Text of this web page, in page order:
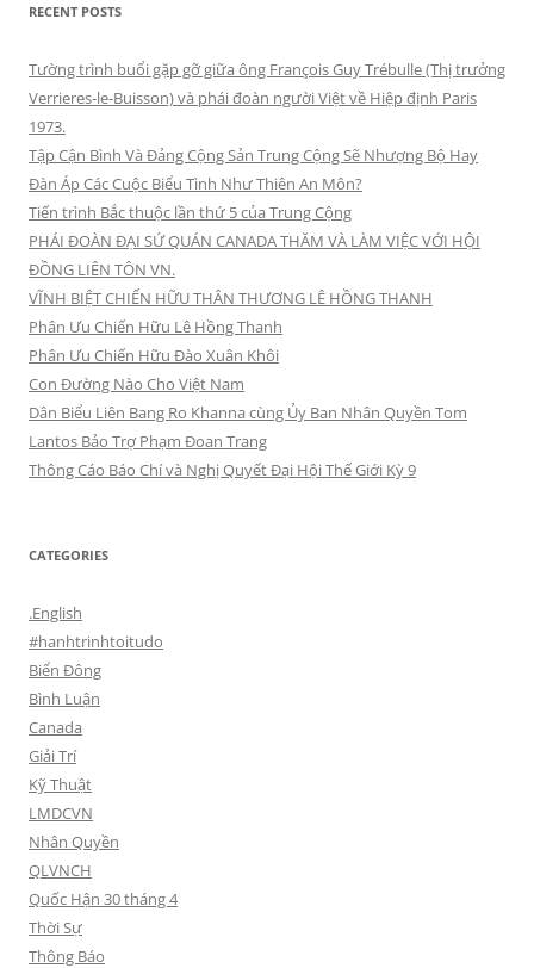
RECENT POSTS
Tường trình buổi gặp gỡ giữa ông François Guy Trébulle (Thị trưởng
Verrieres-le-Buisson) và phái đoàn người Việt về Hiệp định Paris
1973.
Tập Cận Bình Và Đảng Cộng Sản Trung Cộng Sẽ Nhượng Bộ Hay
Đàn Áp Các Cuộc Biểu Tình Như Thiên An Môn?
Tiến trình Bắc thuộc lần thứ 5 của Trung Cộng
PHÁI ĐOÀN ĐẠI SỨ QUÁN CANADA THĂM VÀ LÀM VIỆC VỚI HỘI
ĐỒNG LIÊN TÔN VN.
VĨNH BIỆT CHIẾN HỮU THÂN THƯƠNG LÊ HỒNG THANH
Phân Ưu Chiến Hữu Lê Hồng Thanh
Phân Ưu Chiến Hữu Đào Xuân Khôi
Con Đường Nào Cho Việt Nam
Dân Biểu Liên Bang Ro Khanna cùng Ủy Ban Nhân Quyền Tom
Lantos Bảo Trợ Phạm Đoan Trang
Thông Cáo Báo Chí và Nghị Quyết Đại Hội Thế Giới Kỳ 9
CATEGORIES
.English
#hanhtrinhtoitudo
Biển Đông
Bình Luận
Canada
Giải Trí
Kỹ Thuật
LMDCVN
Nhân Quyền
QLVNCH
Quốc Hận 30 tháng 4
Thời Sự
Thông Báo